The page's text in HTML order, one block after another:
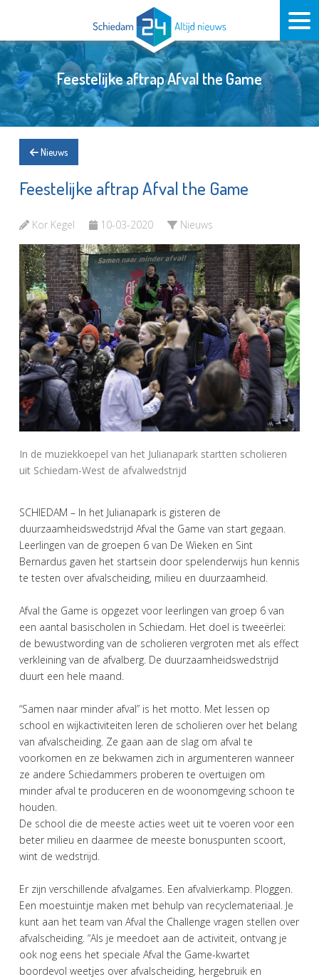
Feestelijke aftrap Afval the Game
Nieuws
Feestelijke aftrap Afval the Game
Kor Kegel 10-03-2020 Nieuws
In de muziekkoepel van het Julianapark startten scholieren
uit Schiedam-West de afvalwedstrijd
SCHIEDAM – In het Julianapark is gisteren de
duurzaamheidswedstrijd Afval the Game van start gegaan.
Leerlingen van de groepen 6 van De Wieken en Sint
Bernardus gaven het startsein door spelenderwijs hun kennis
te testen over afvalscheiding, milieu en duurzaamheid.
Afval the Game is opgezet voor leerlingen van groep 6 van
een aantal basischolen in Schiedam. Het doel is tweeërlei:
de bewustwording van de scholieren vergroten met als effect
verkleining van de afvalberg. De duurzaamheidswedstrijd
duurt een hele maand.
“Samen naar minder afval” is het motto. Met lessen op
school en wijkactiviteiten leren de scholieren over het belang
van afvalscheiding. Ze gaan aan de slag om afval te
voorkomen en ze bekwamen zich in argumenteren wanneer
ze andere Schiedammers proberen te overtuigen om
minder afval te produceren en de woonomgeving schoon te
houden.
De school die de meeste acties weet uit te voeren voor een
beter milieu en daarmee de meeste bonuspunten scoort,
wint de wedstrijd.
Er zijn verschillende afvalgames. Een afvalvierkamp. Ploggen.
Een moestuintje maken met behulp van recyclemateriaal. Je
kunt aan het team van Afval the Challenge vragen stellen over
afvalscheiding. “Als je meedoet aan de activiteit, ontvang je
ook nog eens het speciale Afval the Game-kwartet
boordevol weetjes over afvalscheiding, hergebruik en